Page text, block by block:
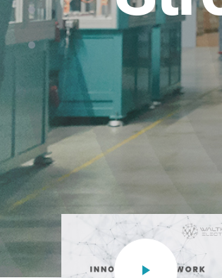
NEO CEE:
effizient in der